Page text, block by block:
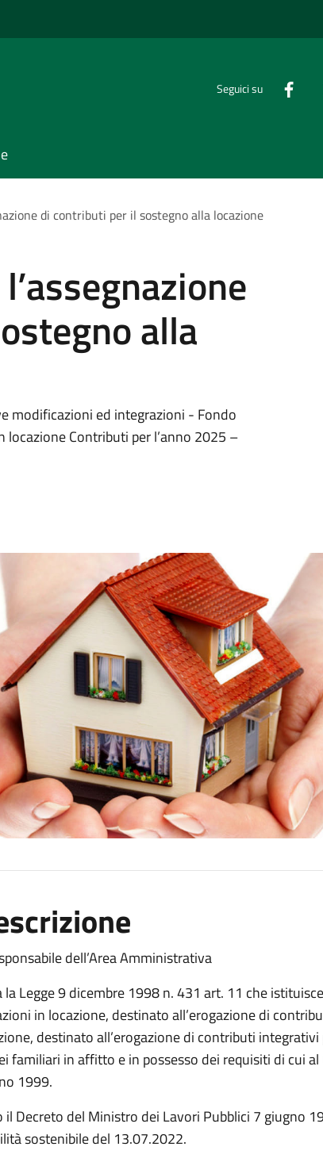
Seguici su
di contributi per il sostegno alla locazione
alla
modificazioni ed integrazioni - Fondo
locazione Contributi per l’anno 2025 –
dell’Area Amministrativa
la Legge 9 dicembre 1998 n. 431 art. 11 che
in locazione, destinato all’erogazione di
destinato all’erogazione di contributi
familiari in affitto e in possesso dei requisiti di cui
1999.
il Decreto del Ministro dei Lavori Pubblici 7 giugno
sostenibile del 13.07.2022.